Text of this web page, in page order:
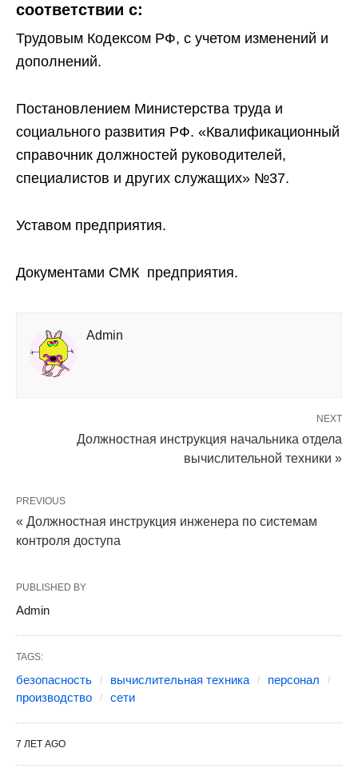
соответствии с:
Трудовым Кодексом РФ, с учетом изменений и
дополнений.
Постановлением Министерства труда и
социального развития РФ. «Квалификационный
справочник должностей руководителей,
специалистов и других служащих» №37.
Уставом предприятия.
Документами СМК предприятия.
Admin
NEXT
Должностная инструкция начальника отдела
вычислительной техники »
PREVIOUS
« Должностная инструкция инженера по системам
контроля доступа
PUBLISHED BY
Admin
TAGS:
безопасность вычислительная техника
персонал
производство
сети
7 ЛЕТ AGO